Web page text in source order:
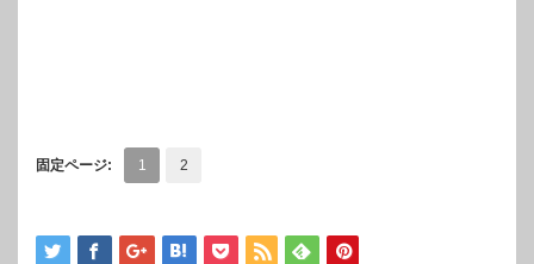
固定ページ: 1 2